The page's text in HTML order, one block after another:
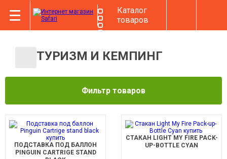
Каталог
товаров
ТУРИЗМ И КЕМПИНГ
Фильтр товаров
ПОДСТАВКА ПОД БАЛЛОН
PINGUIN CARTRIGE STAND
СТАКАН LIGHT MY FIRE PACK-
UP-BOTTLE CYAN